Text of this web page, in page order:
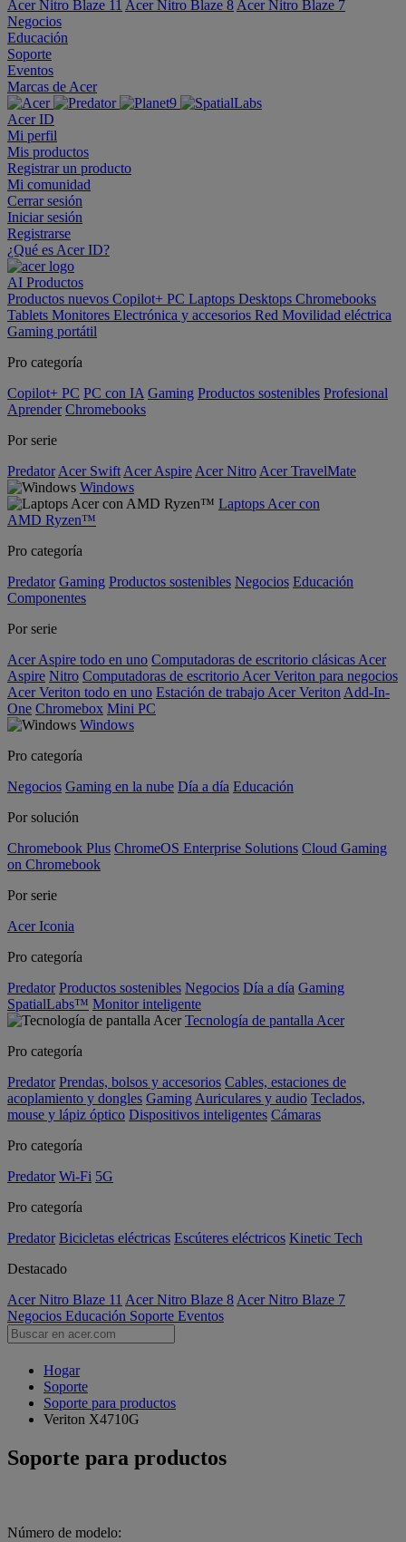
Acer Nitro Blaze 11 Acer Nitro Blaze 8 Acer Nitro Blaze 7
Negocios
Educación
Soporte
Eventos
Marcas de Acer
Acer ID
Mi perfil
Mis productos
Registrar un producto
Mi comunidad
Cerrar sesión
Iniciar sesión
Registrarse
¿Qué es Acer ID?
AI Productos
Productos nuevos Copilot+ PC Laptops Desktops Chromebooks
Tablets Monitores Electrónica y accesorios Red Movilidad eléctrica
Gaming portátil
Pro categoría
Copilot+ PC PC con IA Gaming Productos sostenibles Profesional
Aprender Chromebooks
Por serie
Predator Acer Swift Acer Aspire Acer Nitro Acer TravelMate
Windows
Laptops Acer con
AMD Ryzen™
Pro categoría
Predator Gaming Productos sostenibles Negocios Educación
Componentes
Por serie
Acer Aspire todo en uno Computadoras de escritorio clásicas Acer
Aspire Nitro Computadoras de escritorio Acer Veriton para negocios
Acer Veriton todo en uno Estación de trabajo Acer Veriton Add-In-
One Chromebox Mini PC
Windows
Pro categoría
Negocios Gaming en la nube Día a día Educación
Por solución
Chromebook Plus ChromeOS Enterprise Solutions Cloud Gaming
on Chromebook
Por serie
Acer Iconia
Pro categoría
Predator Productos sostenibles Negocios Día a día Gaming
SpatialLabs™ Monitor inteligente
Tecnología de pantalla Acer
Pro categoría
Predator Prendas, bolsos y accesorios Cables, estaciones de
acoplamiento y dongles Gaming Auriculares y audio Teclados,
mouse y lápiz óptico Dispositivos inteligentes Cámaras
Pro categoría
Predator Wi-Fi 5G
Pro categoría
Predator Bicicletas eléctricas Escúteres eléctricos Kinetic Tech
Destacado
Acer Nitro Blaze 11 Acer Nitro Blaze 8 Acer Nitro Blaze 7
Negocios Educación Soporte Eventos
Hogar
Soporte
Soporte para productos
Veriton X4710G
Soporte para productos
Número de modelo: